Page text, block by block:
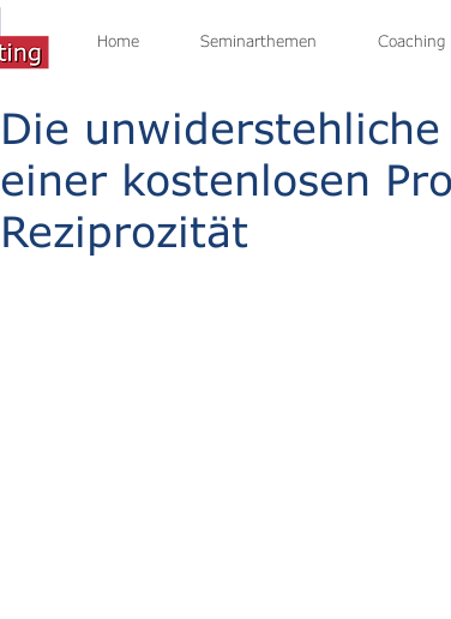
Home Seminarthemen Coaching
Home Seminarangebot
Die
einer kostenlosen
Reziprozität